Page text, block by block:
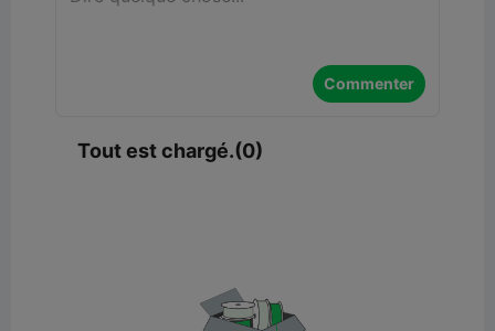
Commenter
Tout est chargé.(0)